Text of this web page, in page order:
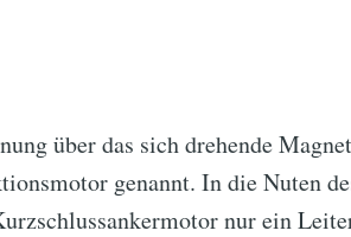
über das sich drehende
genannt. In die Nuten
nur ein